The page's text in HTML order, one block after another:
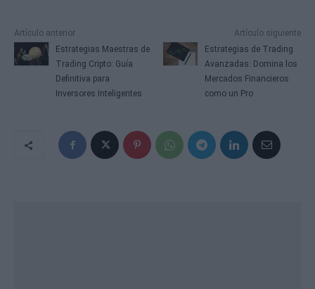
Artículo anterior
Estrategias Maestras de
Trading Cripto: Guía
Definitiva para
Inversores Inteligentes
Artículo siguiente
Estrategias de Trading
Avanzadas: Domina los
Mercados Financieros
como un Pro